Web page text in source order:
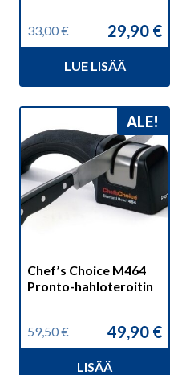
33,00€
Alkuperäinen
hinta
33,00 €.
29,90 €
Nykyinen
hinta
29,90 €.
LUE LISÄÄ
ALE!
Chef’s Choice M464
Pronto-hahloteroitin
59,50€
Alkuperäinen
hinta
49,90 €
Nykyinen
hinta
LISÄÄ